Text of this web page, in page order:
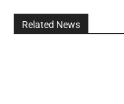
Related News